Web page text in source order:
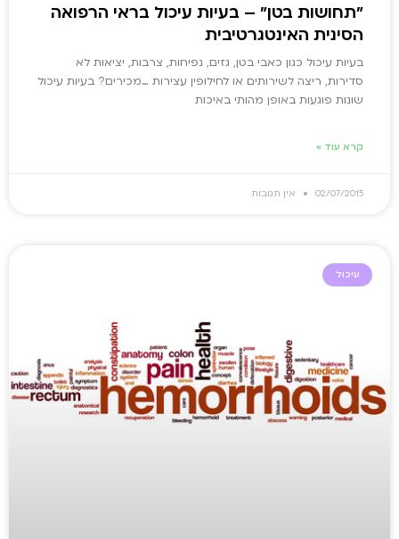
"תחושות בטן" – בעיות עיכול בראי הרפואה
הסינית האינטגרטיבית
בעיות עיכול כגון כאבי בטן, גזים, נפיחות, צרבות, יציאות לא
סדירות, ריצה לשירותים או לחילופין עצירות …מכירים? בעיות עיכול
שונות פוגעות באופן מהותי באיכות
קרא עוד »
02/07/2015 אין תגובות
עיכול